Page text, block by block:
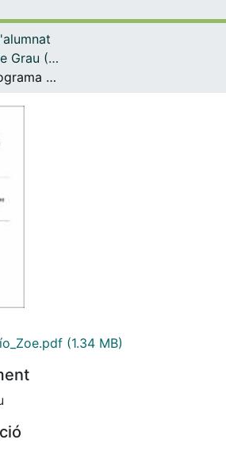
Navega per tot el DD
Treballs Finals de Grau (TFG) - Educació Social
Creación del Programa PROFISS: Prevención de Riesgos Online para Familias sobre Internet, Sharenting y Seguridad
(1.34 MB)